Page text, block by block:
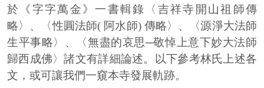
於《字字萬金》一書輯錄〈吉祥寺開山祖師傳
略〉、〈性圓法師( 阿水師) 傳略〉、〈源淨大法師
生平事略〉、〈無盡的哀思─敬悼上意下妙大法師
歸西成佛〉諸文有詳細論述。以下參考林氏上述各
文，或可讓我們一窺本寺發展軌跡。